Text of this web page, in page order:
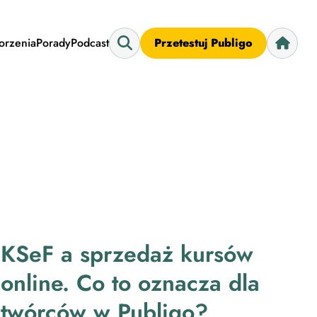
PoradyPodcast Przetestuj Publigo
KSeF a sprzedaż kursów
online. Co to oznacza dla